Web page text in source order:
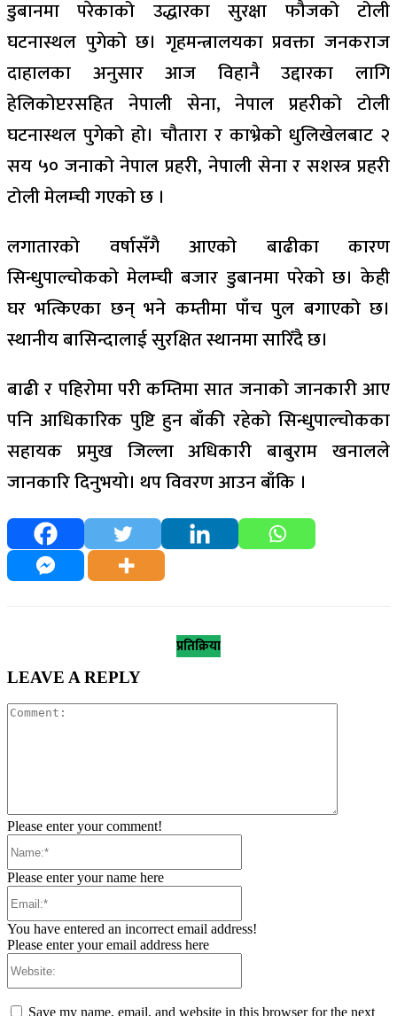
डुबानमा परेकाको उद्धारका सुरक्षा फौजको टोली
घटनास्थल पुगेको छ। गृहमन्त्रालयका प्रवक्ता जनकराज
दाहालका अनुसार आज विहानै उद्दारका लागि
हेलिकोप्टरसहित नेपाली सेना, नेपाल प्रहरीको टोली
घटनास्थल पुगेको हो। चौतारा र काभ्रेको धुलिखेलबाट २
सय ५० जनाको नेपाल प्रहरी, नेपाली सेना र सशस्त्र प्रहरी
टोली मेलम्ची गएको छ ।
लगातारको वर्षासँगै आएको बाढीका कारण
सिन्धुपाल्चोकको मेलम्ची बजार डुबानमा परेको छ। केही
घर भत्किएका छन् भने कम्तीमा पाँच पुल बगाएको छ।
स्थानीय बासिन्दालाई सुरक्षित स्थानमा सारिँदै छ।
बाढी र पहिरोमा परी कम्तिमा सात जनाको जानकारी आए
पनि आधिकारिक पुष्टि हुन बाँकी रहेको सिन्धुपाल्चोकका
सहायक प्रमुख जिल्ला अधिकारी बाबुराम खनालले
जानकारि दिनुभयो। थप विवरण आउन बाँकि ।
प्रतिक्रिया
LEAVE A REPLY
Please enter your comment!
Please enter your name here
You have entered an incorrect email address!
Please enter your email address here
Save my name, email, and website in this browser for the next